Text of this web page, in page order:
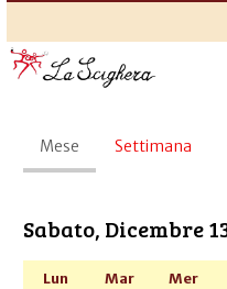
Schede
primarie
Mese (scheda
attiva)
Settimana
Sabato, Dicembre
Lun Mar Mer